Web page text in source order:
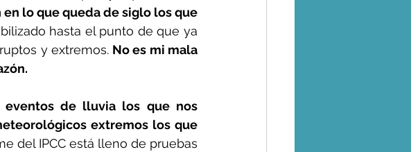
lo que queda de siglo los que
hasta el punto de que ya
y extremos. No es mi mala
de lluvia los que nos
extremos los que
del IPCC está lleno de pruebas